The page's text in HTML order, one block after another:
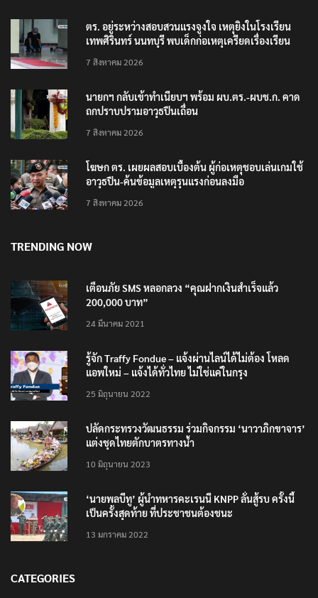
ตร. อยู่ระหว่างสอบสวนแรงจูงใจ เหตุยิงในโรงเรียน
เทพศิรินทร์ นนทบุรี พบเด็กก่อเหตุเครียดเรื่องเรียน
7 สิงหาคม 2026
นายกฯ กลับเข้าทำเนียบฯ พร้อม ผบ.ตร.-ผบช.ก. คาด
ถกปราบปรามอาวุธปืนเถื่อน
7 สิงหาคม 2026
โฆษก ตร. เผยผลสอบเบื้องต้น ผู้ก่อเหตุชอบเล่นเกมใช้
อาวุธปืน-ค้นข้อมูลเหตุรุนแรงก่อนลงมือ
7 สิงหาคม 2026
TRENDING NOW
เตือนภัย SMS หลอกลวง “คุณฝากเงินสำเร็จแล้ว
200,000 บาท”
24 มีนาคม 2021
รู้จัก Traffy Fondue – แจ้งผ่านไลน์ได้ไม่ต้อง โหลด
แอพใหม่ – แจ้งได้ทั่วไทย ไม่ใช่แค่ในกรุง
25 มิถุนายน 2022
ปลัดกระทรวงวัฒนธรรม ร่วมกิจกรรม ‘นาวาภิกขาจาร’
แต่งชุดไทยตักบาตรทางน้ำ
10 มิถุนายน 2023
‘นายพลบีทู’ ผู้นำทหารคะเรนนี KNPP ลั่นสู้รบ ครั้งนี้
เป็นครั้งสุดท้าย ที่ประชาชนต้องชนะ
13 มกราคม 2022
CATEGORIES